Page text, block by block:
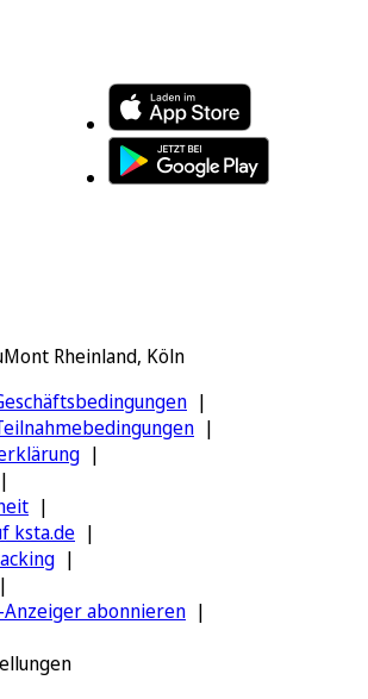
Rheinland, Köln
ksta.de
abonnieren